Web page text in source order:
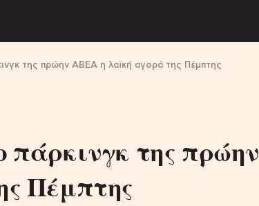
της πρώην ΑΒΕΑ η λαϊκή αγορά της Πέμπτης
της πρώην
Πέμπτης